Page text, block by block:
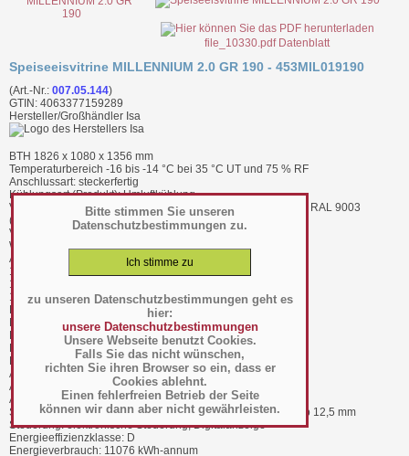
Bitte stimmen Sie unseren
Datenschutzbestimmungen zu.
zu unseren Datenschutzbestimmungen geht es
hier:
unsere Datenschutzbestimmungen
Unsere Webseite benutzt Cookies.
Falls Sie das nicht wünschen,
richten Sie ihren Browser so ein, dass er
Cookies ablehnt.
Einen fehlerfreien Betrieb der Seite
können wir dann aber nicht gewährleisten.
file_10330.pdf Datenblatt
Speiseeisvitrine MILLENNIUM 2.0 GR 190 - 453MIL019190
(Art.-Nr.: 007.05.144)
GTIN: 4063377159289
Hersteller/Großhändler Isa
BTH 1826 x 1080 x 1356 mm
Temperaturbereich -16 bis -14 °C bei 35 °C UT und 75 % RF
Anschlussart: steckerfertig
Kühlungsart (Produkt): Umluftkühlung
Verkleidung außen: Stahlblech, schlag- und stoßfest lackiert, RAL 9003
(signalweiß)
Verkleidung innen: Wanne aus CNS 1.4301, schräg
Warenpräsentationsfläche (TDA): 1,19 mÂ²
Aufnahme (wahlweise): 20 x 5,0 l Eisschale
12 x 5,0 l Eisschale, flach
12 x Stieleis-Tablett
12 x Monoporzioni-Tablett
Nettoinhalt: 201 l
Kältemittel: R-290
Kälteleistung: 1154 W | -40 °C (VT)
Kältemittel Füllemenge: 148 und 148 g
Anschlusswert Elektro: 1,89 kW | 230 V | 1 | 50 Hz
Abzusichernder Anschlusswert: 2,56 kW | 230 V | 1 | 50 Hz
Absicherung: 13,6 A
Schutzart: IP2X - geschützt gegen feste Fremdkörper mit Øab 12,5 mm
Steuerung: elektronische Steuerung, Digitalanzeige
Energieeffizienzklasse: D
Energieverbrauch: 11076 kWh-annum